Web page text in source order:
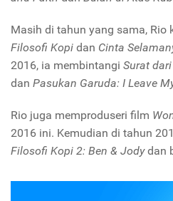
Masih di tahun yang sama, Rio
Filosofi Kopi dan Cinta
2016, ia membintangi Surat
dan Pasukan Garuda: I Leave
Rio juga memproduseri film
2016 ini. Kemudian di tahun
Filosofi Kopi 2: Ben & Jodydan